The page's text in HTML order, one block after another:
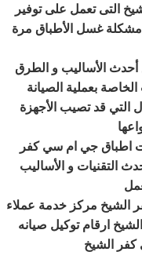
التى تعمل على توفير
مشكلة غسل الأطباق مرة
أحدث الأساليب و الطرق
بعملية الصيانة
التي قد تصيب الأجهزة
اطباق جي ام سي كفر
التقنيات و الأساليب
الشيخ مركز خدمة عملاء
ارقام توكيل صيانه
الشيخ